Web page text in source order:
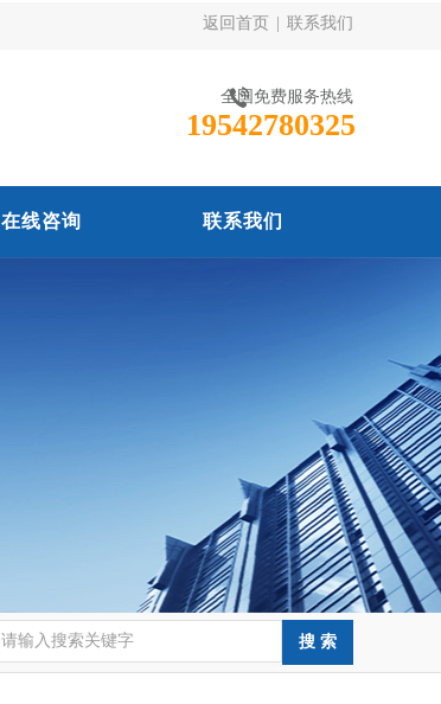
返回首页 联系我们
全国免费服务热线
19542780325
在线咨询 联系我们